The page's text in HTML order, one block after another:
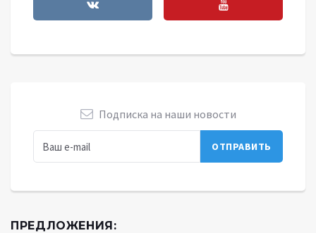
Подписка на наши новости
ПРЕДЛОЖЕНИЯ: